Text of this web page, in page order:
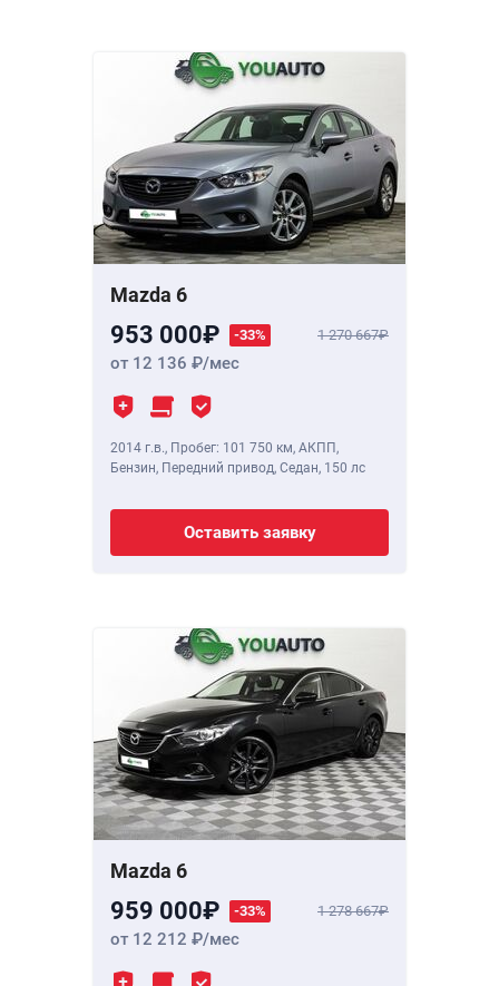
Mazda 6
953 000 -33% 1 270 667
от 12 136 /мес
2014 г.в., Пробег: 101 750 км, АКПП,
Бензин, Передний привод, Седан, 150 лс
Оставить заявку
Mazda 6
959 000 -33% 1 278 667
от 12 212 /мес